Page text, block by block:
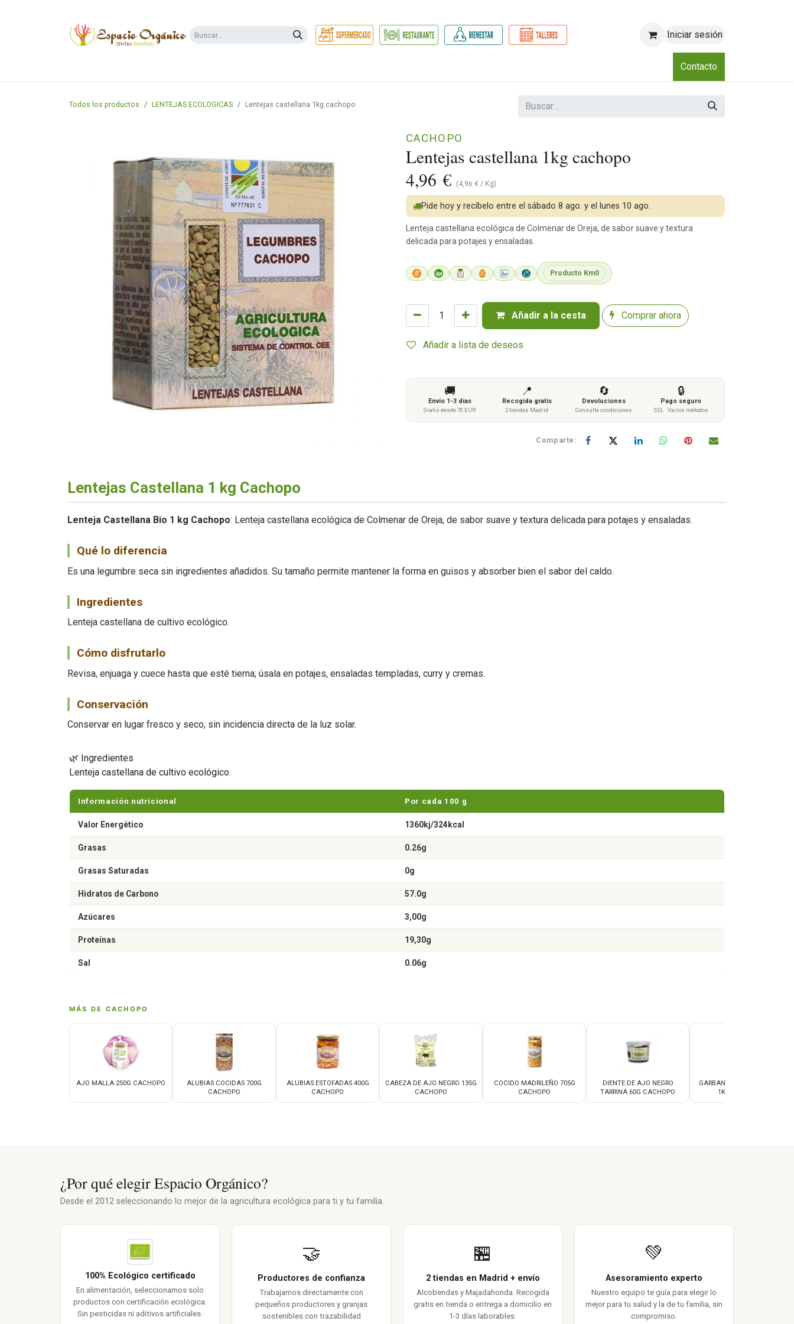
Iniciar sesión
Club
Contacto
Todos los productos LENTEJAS ECOLOGICAS Lentejas castellana 1kg cachopo
Lentejas castellana 1kg cachopo
CACHOPO
4,96 € (4,96 € / Kg)
Añadir a la cesta Comprar ahora
Añadir a lista de deseos
Pide hoy y recíbelo entre el sábado 8 ago. y el lunes 10 ago.
Lenteja castellana ecológica de Colmenar de Oreja, de sabor suave y textura
delicada para potajes y ensaladas.
Producto Km0
🚚
Envío 1-3 días
Gratis desde 70 EUR
📍
Recogida gratis
2 tiendas Madrid
🔄
Devoluciones
Consulta condiciones
🔒
Pago seguro
SSL · Varios métodos
Comparte:
Lentejas Castellana 1 kg Cachopo
Lenteja Castellana Bio 1 kg Cachopo: Lenteja castellana ecológica de Colmenar de Oreja, de sabor suave y textura delicada para potajes y ensaladas.
Qué lo diferencia
Es una legumbre seca sin ingredientes añadidos. Su tamaño permite mantener la forma en guisos y absorber bien el sabor del caldo.
Ingredientes
Lenteja castellana de cultivo ecológico.
Cómo disfrutarlo
Revisa, enjuaga y cuece hasta que esté tierna; úsala en potajes, ensaladas templadas, curry y cremas.
Conservación
Conservar en lugar fresco y seco, sin incidencia directa de la luz solar.
🌿 Ingredientes
Lenteja castellana de cultivo ecológico.
Información nutricional Por cada 100 g
Valor Energético 1360kj/324kcal
Grasas 0.26g
Grasas Saturadas 0g
Hidratos de Carbono 57.0g
Azúcares 3,00g
Proteínas 19,30g
Sal 0.06g
MÁS DE CACHOPO
AJO MALLA 250G CACHOPO
ALUBIAS COCIDAS 700G
CACHOPO
ALUBIAS ESTOFADAS 400G
CACHOPO
CABEZA DE AJO NEGRO 135G
CACHOPO
COCIDO MADRILEÑO 705G
CACHOPO
DIENTE DE AJO NEGRO
TARRINA 60G CACHOPO
GARBANZO PEDROSILLANO
1KG CACHOPO
¿Por qué elegir Espacio Orgánico?
Desde el 2012 seleccionando lo mejor de la agricultura ecológica para ti y tu familia.
100% Ecológico certificado
En alimentación, seleccionamos solo
productos con certificación ecológica.
Sin pesticidas ni aditivos artificiales.
🤝
Productores de confianza
Trabajamos directamente con
pequeños productores y granjas
sostenibles con trazabilidad
🏪
2 tiendas en Madrid + envío
Alcobendas y Majadahonda. Recogida
gratis en tienda o entrega a domicilio en
1-3 días laborables.
💚
Asesoramiento experto
Nuestro equipo te guía para elegir lo
mejor para tu salud y la de tu familia, sin
compromiso.